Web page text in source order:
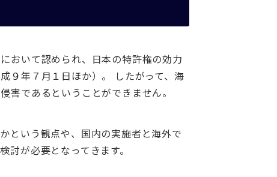
おいて認められ、日本の特許権の効力
９年７月１日ほか）。 したがって、海
であるということができません。
という観点や、国内の実施者と海外で
が必要となってきます。